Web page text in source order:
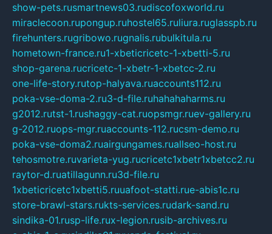
show-pets.rusmartnews03.rudiscofoxworld.ru
miraclecoon.rupongup.ruhostel65.ruliura.ruglasspb.ru
firehunters.rugribowo.rugnalis.rubulkitula.ru
hometown-france.ru1-xbeticricetc-1-xbetti-5.ru
shop-garena.rucricetc-1-xbetr-1-xbetcc-2.ru
one-life-story.rutop-halyava.ruaccounts112.ru
poka-vse-doma-2.ru3-d-file.ruhahahaharms.ru
g2012.rutst-1.rushaggy-cat.ruopsmgr.ruev-gallery.ru
g-2012.ruops-mgr.ruaccounts-112.rucsm-demo.ru
poka-vse-doma2.ruairgungames.ruallseo-host.ru
tehosmotre.ruvarieta-yug.rucricetc1xbetr1xbetcc2.ru
raytor-d.ruatillagunn.ru3d-file.ru
1xbeticricetc1xbetti5.ruuafoot-statti.rue-abis1c.ru
store-brawl-stars.rukts-services.rudark-sand.ru
sindika-01.rusp-life.rux-legion.rusib-archives.ru